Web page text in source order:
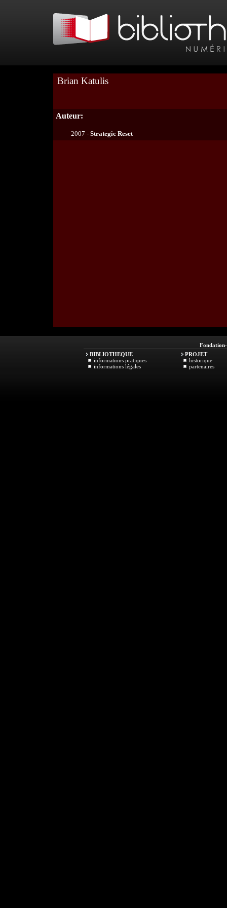
Brian Katulis
Auteur:
2007 - Strategic Reset
Fondation
BIBLIOTHEQUE
informations pratiques
informations légales
PROJET
historique
partenaires